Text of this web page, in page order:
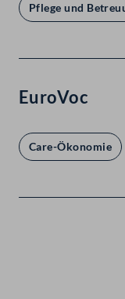
Pflege und
EuroVoc
Care-Ökonomie